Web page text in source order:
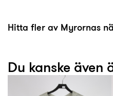
Hitta fler av Myrornas
Du kanske även